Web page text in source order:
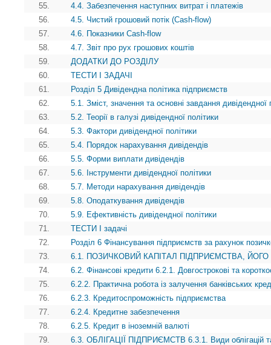
55.
4.4. Забезпечення наступних витрат i платежів
56.
4.5. Чистий грошовий потік (Cash-flow)
57.
4.6. Показники Cash-flow
58.
4.7. Звіт про рух грошових коштів
59.
ДОДАТКИ ДО РОЗДІЛУ
60.
ТЕСТИ І ЗАДАЧІ
61.
Розділ 5 Дивідендна політика підприємств
62.
5.1. Зміст, значення та основні завдання дивідендної
63.
5.2. Теорії в галузі дивідендної політики
64.
5.3. Фактори дивідендної політики
65.
5.4. Порядок нарахування дивідендів
66.
5.5. Форми виплати дивідендів
67.
5.6. Інструменти дивідендної політики
68.
5.7. Методи нарахування дивідендів
69.
5.8. Оподаткування дивідендів
70.
5.9. Ефективність дивідендної політики
71.
ТЕСТИ І задачі
72.
Розділ 6 Фінансування підприємств за рахунок
73.
6.1. ПОЗИЧКОВИЙ КАПІТАЛ ПІДПРИЄМСТВА,
74.
6.2. Фінансові кредити 6.2.1. Довгострокові та
75.
6.2.2. Практична робота із залучення банківських
76.
6.2.3. Кредитоспроможність підприємства
77.
6.2.4. Кредитне забезпечення
78.
6.2.5. Кредит в іноземній валюті
79.
6.3. ОБЛІГАЦІЇ ПІДПРИЄМСТВ 6.3.1. Види облігацій